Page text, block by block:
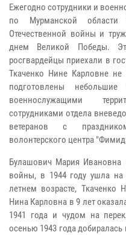
Ежегодно сотрудники и
по Мурманской области
Отечественной войны и
днем Великой Победы.
росгвардейцы приехали в
Ткаченко Нине Карловне
подготовлены
военнослужащими
сотрудниками отдела
ветеранов с
волонтерского центра
Булашович Мария Ивановна
войны, в 1944 году ушла на
летнем возрасте, Ткаченко
Нина Карловна в 9 лет
1941 года и чудом на
осенью 1943 года